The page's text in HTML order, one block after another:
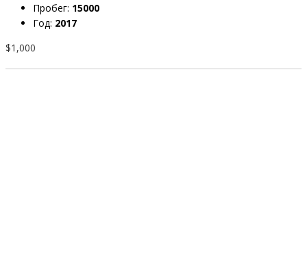
Пробег: 15000
Год: 2017
$1,000